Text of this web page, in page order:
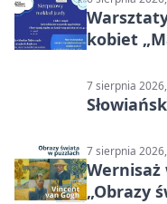
kobiet
7 sierpnia
7 sierpnia
Wernisaż
„Obrazy